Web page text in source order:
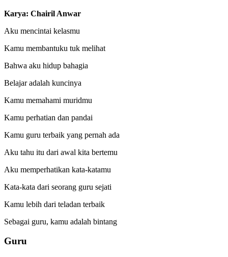
Karya: Chairil Anwar
Aku mencintai kelasmu
Kamu membantuku tuk melihat
Bahwa aku hidup bahagia
Belajar adalah kuncinya
Kamu memahami muridmu
Kamu perhatian dan pandai
Kamu guru terbaik yang pernah ada
Aku tahu itu dari awal kita bertemu
Aku memperhatikan kata-katamu
Kata-kata dari seorang guru sejati
Kamu lebih dari teladan terbaik
Sebagai guru, kamu adalah bintang
Guru